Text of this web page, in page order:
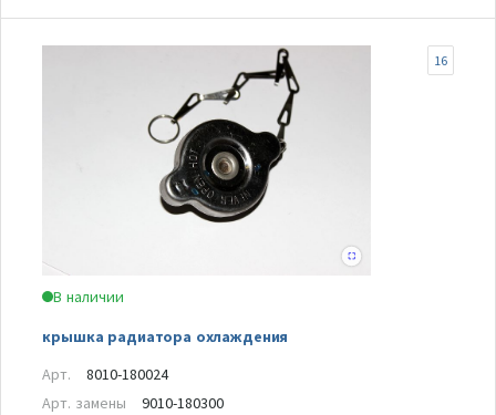
В наличии
крышка радиатора охлаждения
16
Арт.
8010-180024
Арт. замены
9010-180300